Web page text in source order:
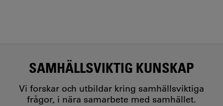
SAMHÄLLSVIKTIG KUNSKAP
Vi forskar och utbildar kring samhällsviktiga
frågor, i nära samarbete med samhället.